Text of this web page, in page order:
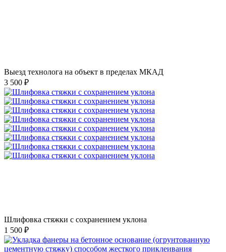
Выезд технолога на объект в пределах МКАД
3 500 ₽
Шлифовка стяжки с сохранением уклона
1 500 ₽